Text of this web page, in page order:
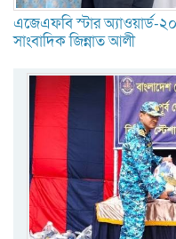
এজেএফবি স্টার অ্যাওয়ার্ড-
সাংবাদিক জিন্নাত আলী